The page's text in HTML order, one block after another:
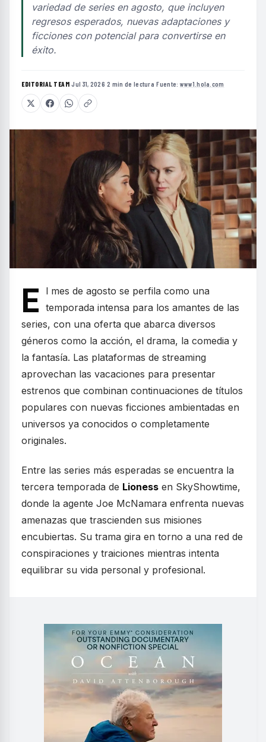
variedad de series en agosto, que incluyen
regresos esperados, nuevas adaptaciones y
ficciones con potencial para convertirse en
éxito.
EDITORIAL TEAM·Jul 31, 2026·2 min de lectura·Fuente: www1.hola.com
E
l mes de agosto se perfila como una
temporada intensa para los amantes de las
series, con una oferta que abarca diversos
géneros como la acción, el drama, la comedia y
la fantasía. Las plataformas de streaming
aprovechan las vacaciones para presentar
estrenos que combinan continuaciones de títulos
populares con nuevas ficciones ambientadas en
universos ya conocidos o completamente
originales.
Entre las series más esperadas se encuentra la
tercera temporada de Lioness en SkyShowtime,
donde la agente Joe McNamara enfrenta nuevas
amenazas que trascienden sus misiones
encubiertas. Su trama gira en torno a una red de
conspiraciones y traiciones mientras intenta
equilibrar su vida personal y profesional.